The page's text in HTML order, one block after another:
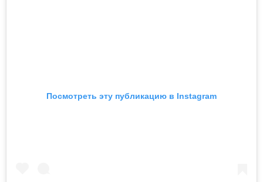
Посмотреть эту публикацию в Instagram